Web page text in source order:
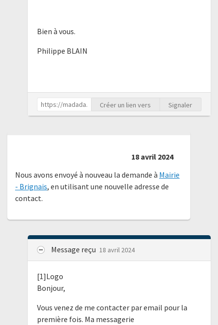
Bien à vous.
Philippe BLAIN
Créer un lien vers Signaler
18 avril 2024
Nous avons envoyé à nouveau la demande à Mairie
- Brignais, en utilisant une nouvelle adresse de
contact.
Message reçu 18 avril 2024
[1]Logo
Bonjour,
Vous venez de me contacter par email pour la
première fois. Ma messagerie